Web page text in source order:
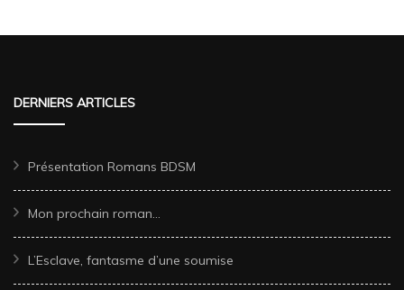
DERNIERS ARTICLES
Présentation Romans BDSM
Mon prochain roman…
L’Esclave, fantasme d’une soumise